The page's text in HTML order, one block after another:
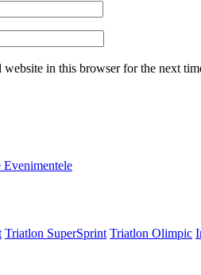
website in this browser for the next
Evenimentele
Triatlon SuperSprint Triatlon Olimpic